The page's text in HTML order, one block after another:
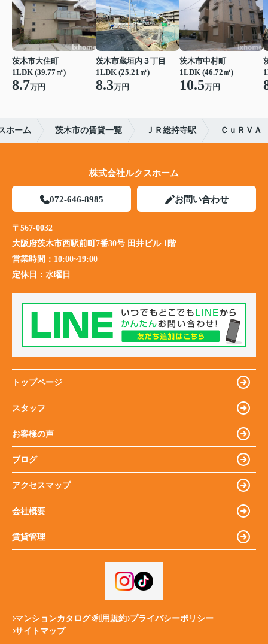
茨木市大住町
1LDK (39.77㎡)
8.7万円
茨木市蔵垣内３丁目
1LDK (25.21㎡)
8.3万円
茨木市中村町
1LDK (46.72㎡)
10.5万円
ホーム 茨木市の賃貸一覧 ＪＲ総持寺駅 ＣｕＲＶＡ
株式会社ルクスホーム
072-646-8985 お問い合わせ
〒567-0032
大阪府茨木市西駅前町7番30号 田井ビル 1階
営業時間： 10:00~19:00
定休日： 水曜日
トップページ
スタッフ
お客様の声
ブログ
アクセスマップ
会社概要
賃貸管理
マンションカタログ 利用規約 プライバシーポリシー
サイトマップ